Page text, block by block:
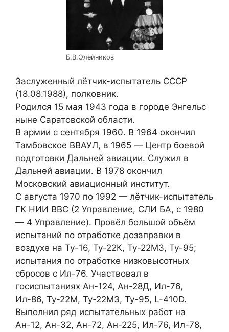
Б.В.Олейников
Заслуженный лётчик-испытатель СССР
(18.08.1988), полковник.
Родился 15 мая 1943 года в городе Энгельс
ныне Саратовской области.
В армии с сентября 1960. В 1964 окончил
Тамбовское ВВАУЛ, в 1965 — Центр боевой
подготовки Дальней авиации. Служил в
Дальней авиации. В 1978 окончил
Московский авиационный институт.
С августа 1970 по 1992 — лётчик-испытатель
ГК НИИ ВВС (2 Управление, СЛИ БА, с 1980
— 4 Управление). Провёл большой объём
испытаний по отработке дозаправки в
воздухе на Ту-16, Ту-22К, Ту-22М3, Ту-95;
испытания по отработке низковысотных
сбросов с Ил-76. Участвовал в
госиспытаниях Ан-124, Ан-28Д, Ил-76,
Ил-86, Ту-22М, Ту-22М3, Ту-95, L-410D.
Выполнил ряд испытательных работ на
Ан-12, Ан-32, Ан-72, Ан-225, Ил-76, Ил-78,